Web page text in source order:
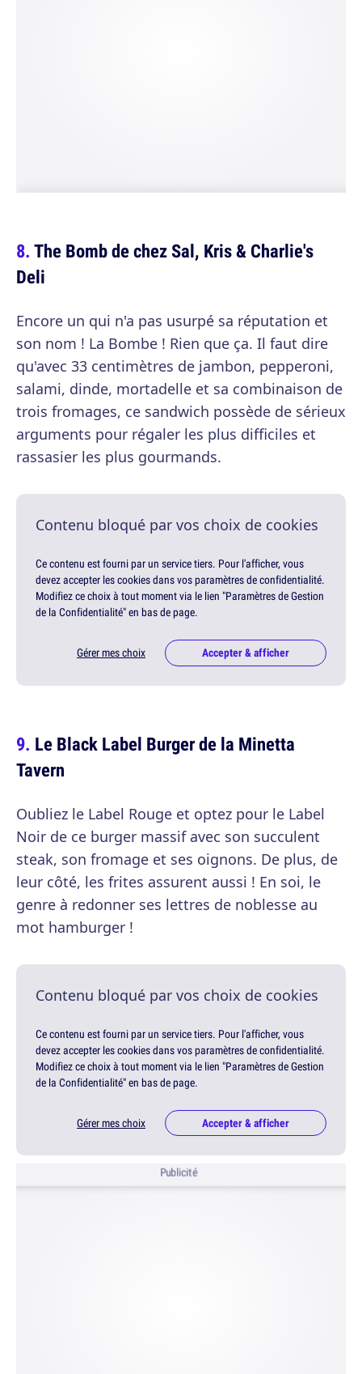
The Bomb de chez Sal, Kris & Charlie's
Deli
Encore un qui n'a pas usurpé sa réputation et
son nom ! La Bombe ! Rien que ça. Il faut dire
qu'avec 33 centimètres de jambon, pepperoni,
salami, dinde, mortadelle et sa combinaison de
trois fromages, ce sandwich possède de sérieux
arguments pour régaler les plus difficiles et
rassasier les plus gourmands.
Contenu bloqué par vos choix de cookies
Ce contenu est fourni par un service tiers. Pour l'afficher, vous
devez accepter les cookies dans vos paramètres de confidentialité.
Modifiez ce choix à tout moment via le lien "Paramètres de Gestion
de la Confidentialité" en bas de page.
Gérer mes choix Accepter & afficher
Le Black Label Burger de la Minetta
Tavern
Oubliez le Label Rouge et optez pour le Label
Noir de ce burger massif avec son succulent
steak, son fromage et ses oignons. De plus, de
leur côté, les frites assurent aussi ! En soi, le
genre à redonner ses lettres de noblesse au
mot hamburger !
Contenu bloqué par vos choix de cookies
Ce contenu est fourni par un service tiers. Pour l'afficher, vous
devez accepter les cookies dans vos paramètres de confidentialité.
Modifiez ce choix à tout moment via le lien "Paramètres de Gestion
de la Confidentialité" en bas de page.
Gérer mes choix Accepter & afficher
Publicité